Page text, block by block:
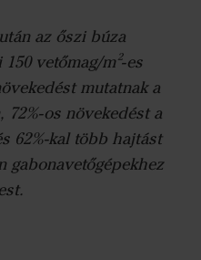
az őszi búza
vetőmag/m²-es
mutatnak a
os növekedést a
62%-kal több hajtást
gabonavetőgépekhez